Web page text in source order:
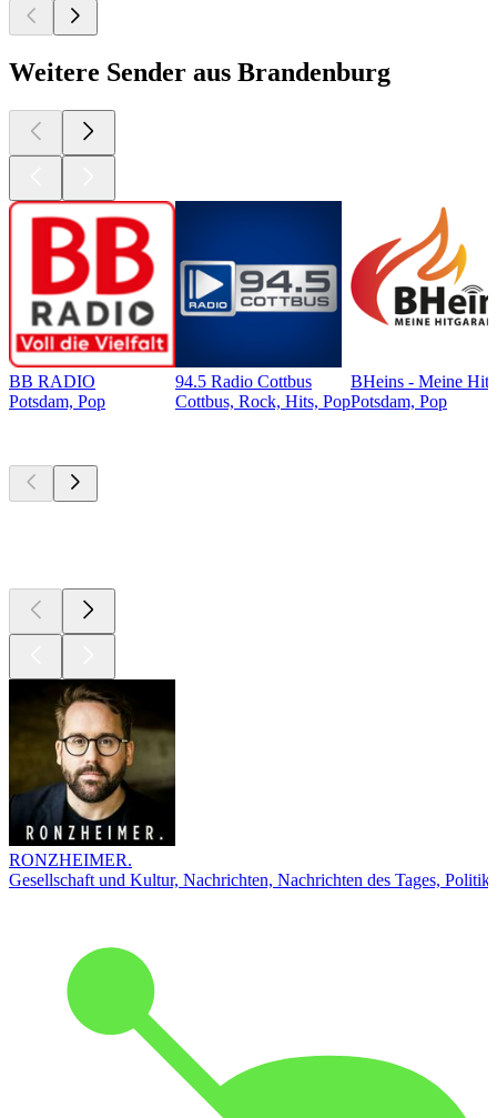
Weitere Sender aus Brandenburg
BB RADIO
Potsdam, Pop
94.5 Radio Cottbus
Cottbus, Rock, Hits, Pop
BHeins - Meine
Potsdam, Pop
RONZHEIMER.
Gesellschaft und Kultur, Nachrichten, Nachrichten des Tages, Politik